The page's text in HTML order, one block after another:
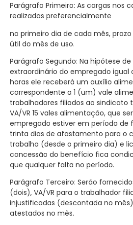
Parágrafo Primeiro: As cargas nos
realizadas preferencialmente
no primeiro dia de cada mês,
útil do mês de uso.
Parágrafo Segundo: Na hipótese
extraordinário do empregado igual
horas ele receberá um auxílio
correspondente a 1 (um) vale
trabalhadores filiados ao sindicato
VA/VR 15 vales alimentação, que
empregado estiver em período de
trinta dias de afastamento para o
trabalho (desde o primeiro dia) e
concessão do benefício fica
que qualquer falta no período.
Parágrafo Terceiro: Serão
(dois), VA/VR para o trabalhador
injustificadas (descontada no
atestados no mês.